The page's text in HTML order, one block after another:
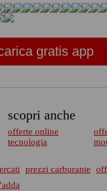
gratis app
scopri anche
offerte online
tecnologia
prezzi carburante